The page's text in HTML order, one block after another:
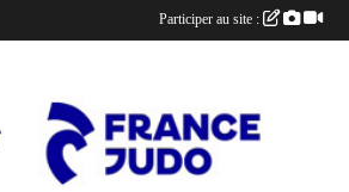
Participer au site :